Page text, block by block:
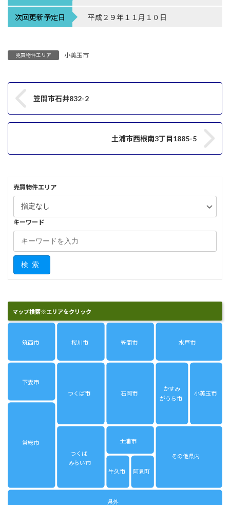
次回更新予定日 平成２９年１１月１０日
売買物件エリア 小美玉市
笠間市石井832-2
土浦市西根南3丁目1885-5
売買物件エリア
キーワード
検索
マップ検索※エリアをクリック
県外
その他県内
阿見町
牛久市
土浦市
つくば
みらい市
常総市
小美玉市
かすみ
がうら市
石岡市
つくば市
下妻市
水戸市
笠間市
桜川市
筑西市